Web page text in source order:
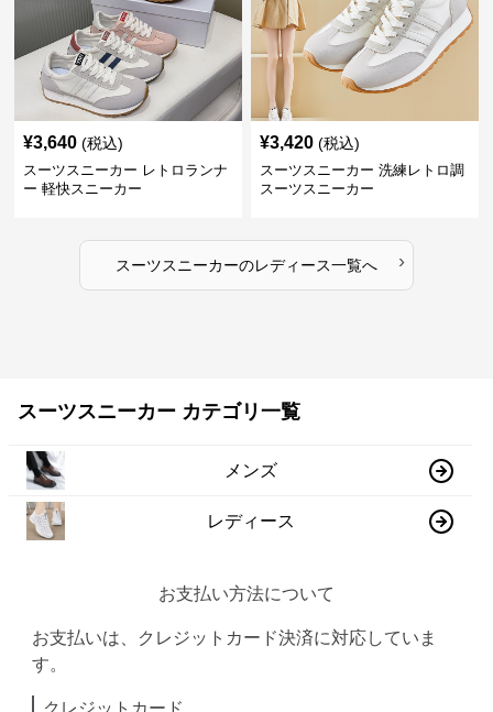
¥3,640 (税込)
スーツスニーカー レトロランナ
ー 軽快スニーカー
¥3,420 (税込)
スーツスニーカー 洗練レトロ調
スーツスニーカー
スーツスニーカーのレディース一覧へ ›
スーツスニーカー カテゴリ一覧
メンズ
レディース
お支払い方法について
お支払いは、クレジットカード決済に対応していま
す。
クレジットカード